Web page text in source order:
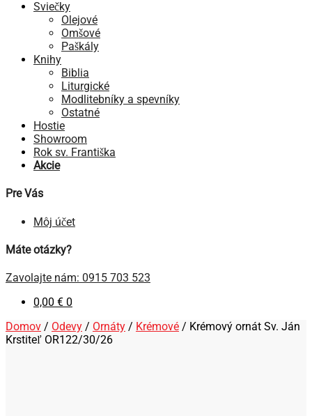
Sviečky
Olejové
Omšové
Paškály
Knihy
Biblia
Liturgické
Modlitebníky a spevníky
Ostatné
Hostie
Showroom
Rok sv. Františka
Akcie
Pre Vás
Môj účet
Máte otázky?
Zavolajte nám: 0915 703 523
0,00 € 0
Domov / Odevy / Ornáty / Krémové / Krémový ornát Sv. Ján
Krstiteľ OR122/30/26